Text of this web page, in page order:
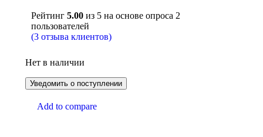
Рейтинг 5.00 из 5 на основе опроса 2
пользователей
(3 отзыва клиентов)
Нет в наличии
Add to compare